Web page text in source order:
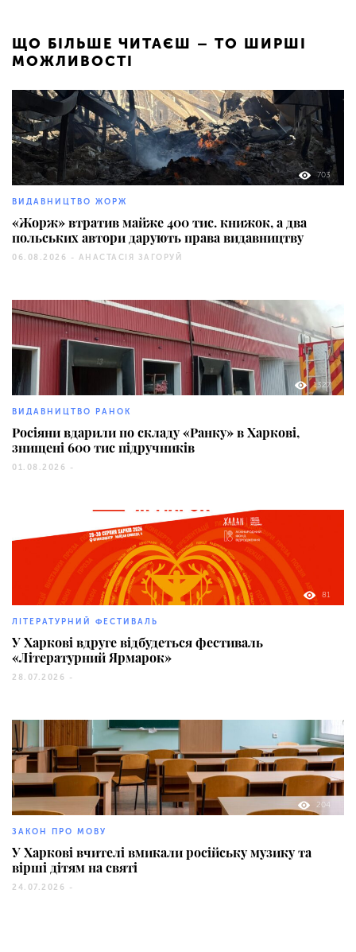
ЩО БІЛЬШЕ ЧИТАЄШ – ТО ШИРШІ
МОЖЛИВОСТІ
703
ВИДАВНИЦТВО ЖОРЖ
«Жорж» втратив майже 400 тис. книжок, а два
польських автори дарують права видавництву
06.08.2026 - АНАСТАСІЯ ЗАГОРУЙ
1327
ВИДАВНИЦТВО РАНОК
Росіяни вдарили по складу «Ранку» в Харкові,
знищені 600 тис підручників
01.08.2026 -
81
ЛІТЕРАТУРНИЙ ФЕСТИВАЛЬ
У Харкові вдруге відбудеться фестиваль
«Літературний Ярмарок»
28.07.2026 -
204
ЗАКОН ПРО МОВУ
У Харкові вчителі вмикали російську музику та
вірші дітям на святі
24.07.2026 -